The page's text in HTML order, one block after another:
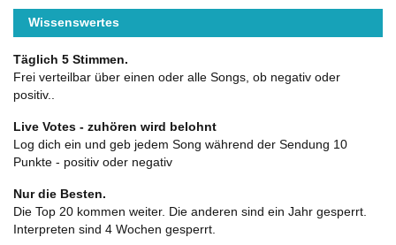
Wissenswertes
Täglich 5 Stimmen.
Frei verteilbar über einen oder alle Songs, ob negativ oder
positiv..
Live Votes - zuhören wird belohnt
Log dich ein und geb jedem Song während der Sendung 10
Punkte - positiv oder negativ
Nur die Besten.
Die Top 20 kommen weiter. Die anderen sind ein Jahr gesperrt.
Interpreten sind 4 Wochen gesperrt.